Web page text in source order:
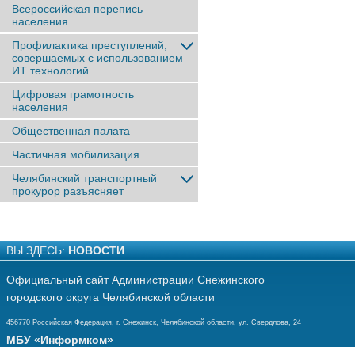
Всероссийская перепись
населения
Профилактика преступлений,
совершаемых с использованием
ИТ технологий
Цифровая грамотность
населения
Общественная палата
Частичная мобилизация
Челябинский транспортный
прокурор разъясняет
ВЫ ЗДЕСЬ: НОВОСТИ
Официальный сайт Администрации Снежинского
городского округа Челябинской области
456770 Российская Федерация, г. Снежинск, Челябинской области, ул. Свердлова, 24
МБУ «Информком»